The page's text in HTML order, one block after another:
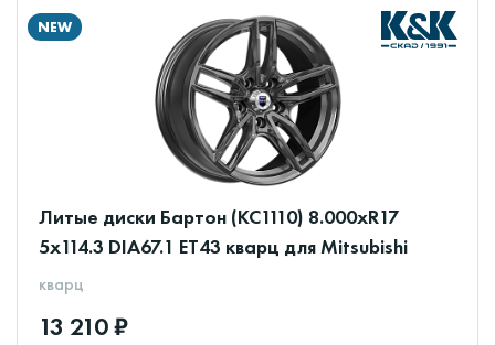
NEW
Литые диски Бартон (КС1110) 8.000xR17
5x114.3 DIA67.1 ET43 кварц для Mitsubishi
кварц
13 210 ₽